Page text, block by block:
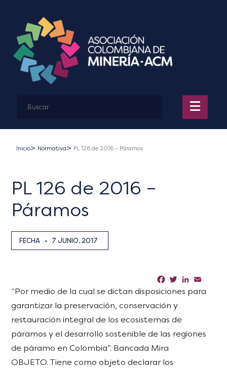
Inicio Normativa PL 126 de 2016 – Páramos
PL 126 de 2016 –
Páramos
FECHA • 7 JUNIO, 2017
Facebook
TwitterLinkedIn
“Por medio de la cual se dictan disposiciones para
garantizar la preservación, conservación y
restauración integral de los ecosistemas de
páramos y el desarrollo sostenible de las regiones
de páramo en Colombia”. Bancada Mira
OBJETO. Tiene como objeto declarar los